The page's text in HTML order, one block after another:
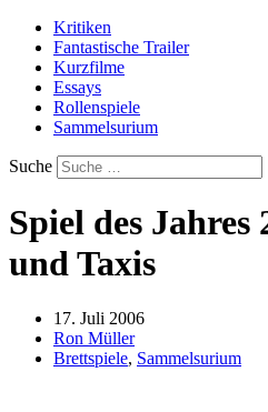
Kritiken
Fantastische Trailer
Kurzfilme
Essays
Rollenspiele
Sammelsurium
Suche
Spiel des
und Taxis
17. Juli 2006
Ron Müller
Brettspiele, Sammelsurium